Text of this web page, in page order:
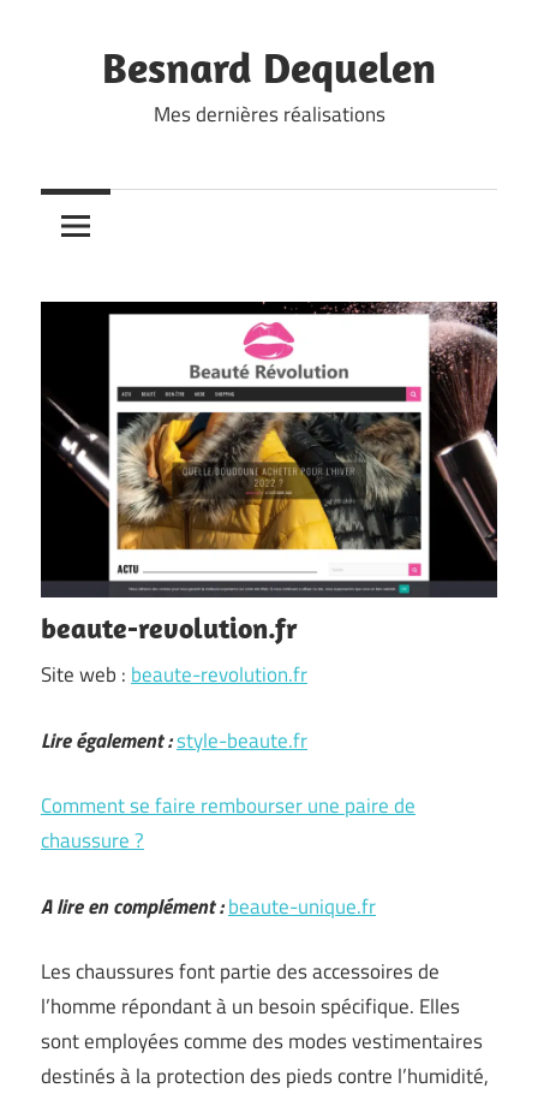
contentBesnard Dequelen
Mes dernières réalisations
beaute-revolution.fr
Site web : beaute-revolution.fr
Lire également :style-beaute.fr
Comment se faire rembourser une paire de
chaussure ?
A lire en complément :beaute-unique.fr
Les chaussures font partie des accessoires de
l’homme répondant à un besoin spécifique. Elles
sont employées comme des modes vestimentaires
destinés à la protection des pieds contre l’humidité,